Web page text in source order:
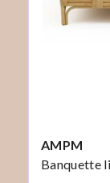
AMPM
Banquette